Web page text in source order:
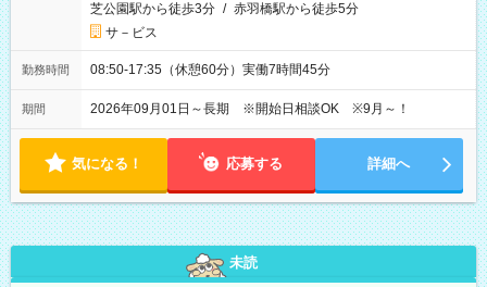
芝公園駅から徒歩3分 / 赤羽橋駅から徒歩5分
サ－ビス
勤務時間 08:50-17:35（休憩60分）実働7時間45分
期間 2026年09月01日～長期 ※開始日相談OK ※9月～！
気になる！ 応募する 詳細へ
未読